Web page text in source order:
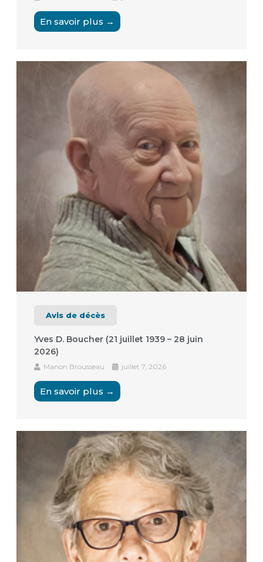
En savoir plus →
Avis de décès
Yves D. Boucher (21 juillet 1939 – 28 juin
2026)
Manon Brousseau juillet 7, 2026
En savoir plus →